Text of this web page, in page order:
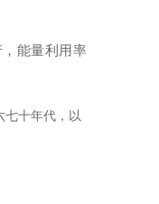
能量利用率
七十年代，以